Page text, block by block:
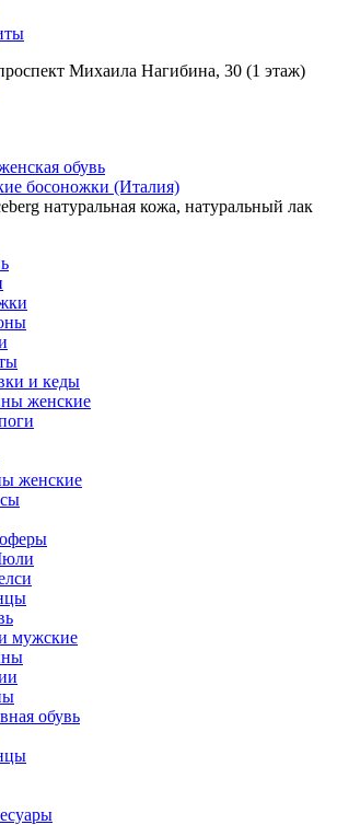
Михаила Нагибина, 30 (1 этаж)
обувь
босоножки (Италия)
натуральная кожа, натуральный лак
и кеды
женские
женские
мужские
обувь